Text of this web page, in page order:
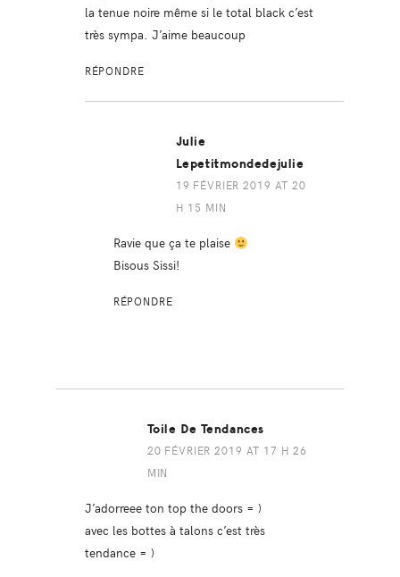
la tenue noire même si le total black c’est
très sympa. J’aime beaucoup
RÉPONDRE
Julie
Lepetitmondedejulie
19 FÉVRIER 2019 AT 20
H 15 MIN
Ravie que ça te plaise
Bisous Sissi!
RÉPONDRE
Toile De Tendances
20 FÉVRIER 2019 AT 17 H 26
MIN
J’adorreee ton top the doors = )
avec les bottes à talons c’est très
tendance = )